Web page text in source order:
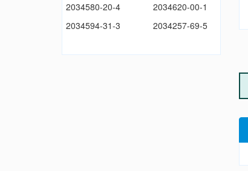
2034580-20-4
2034620-00-1
2034594-31-3
2034257-69-5